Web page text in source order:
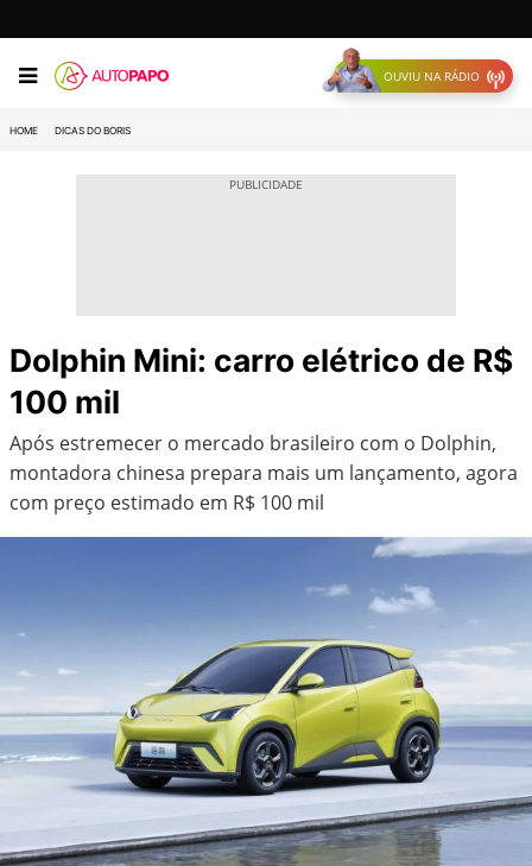
OUVIU NA RÁDIO
HOME DICAS DO BORIS
Dolphin Mini: carro elétrico de R$
100 mil
Após estremecer o mercado brasileiro com o Dolphin,
montadora chinesa prepara mais um lançamento, agora
com preço estimado em R$ 100 mil